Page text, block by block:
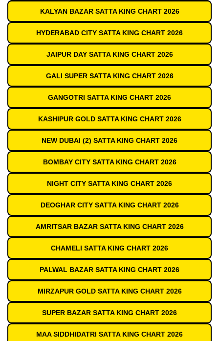
KALYAN BAZAR SATTA KING CHART 2026
HYDERABAD CITY SATTA KING CHART 2026
JAIPUR DAY SATTA KING CHART 2026
GALI SUPER SATTA KING CHART 2026
GANGOTRI SATTA KING CHART 2026
KASHIPUR GOLD SATTA KING CHART 2026
NEW DUBAI (2) SATTA KING CHART 2026
BOMBAY CITY SATTA KING CHART 2026
NIGHT CITY SATTA KING CHART 2026
DEOGHAR CITY SATTA KING CHART 2026
AMRITSAR BAZAR SATTA KING CHART 2026
CHAMELI SATTA KING CHART 2026
PALWAL BAZAR SATTA KING CHART 2026
MIRZAPUR GOLD SATTA KING CHART 2026
SUPER BAZAR SATTA KING CHART 2026
MAA SIDDHIDATRI SATTA KING CHART 2026